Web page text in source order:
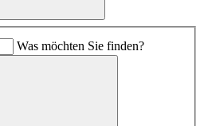
Was möchten Sie finden?